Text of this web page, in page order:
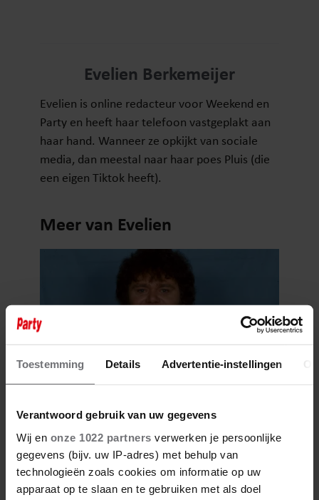
Toestemming Details Advertentie-instellingen
Verantwoord gebruik van uw gegevens
Wij en onze 1022 partners verwerken je persoonlijke
gegevens (bijv. uw IP-adres) met behulp van
technologieën zoals cookies om informatie op uw
apparaat op te slaan en te gebruiken met als doel
Evelien Berkemeijer
Evelien is online redacteur voor Weekend en
Party en heeft haar telefoon vastgeplakt aan
haar hand. Wanneer ze opkijkt van sociale
media, dan meestal naar haar poes Pluis (die
een eigen Tiktok heeft).
Meer van Evelien
5 augustus 2026
NOOIT EERDER GEHOORD
CONCERT VAN ANDRÉ HAZES
DUIKT NA 28 JAAR OP